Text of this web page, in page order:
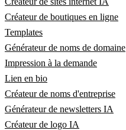
Créateur de boutiques en ligne
Templates
Générateur de noms de domaine
Impression à la demande
Lien en bio
Créateur de noms d'entreprise
Générateur de newsletters IA
Créateur de logo IA